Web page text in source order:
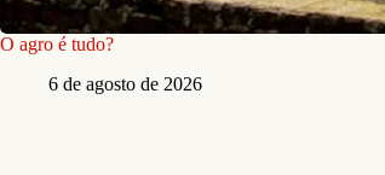
O agro é tudo?
6 de agosto de 2026